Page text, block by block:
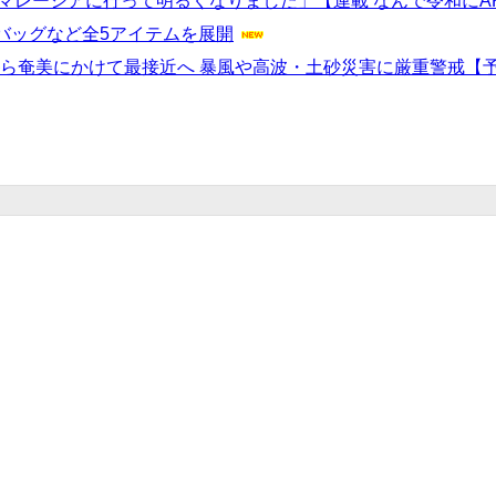
グなど全5アイテムを展開
奄美にかけて最接近へ 暴風や高波・土砂災害に厳重警戒【